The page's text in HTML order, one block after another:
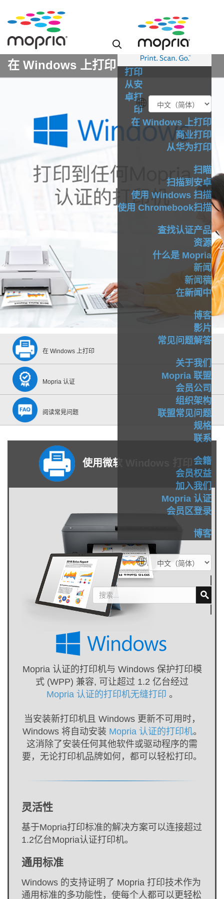
打印
从安
卓打
印
在 Windows 上打印
商业打印
从华为打印
扫瞄
扫描到安卓
使用 Windows 扫描
使用 Chromebook扫描
查找认证产品
资源
什么是 Mopria
新闻
新闻稿
在新闻中
博客
影片
常见问题解答
关于我们
Mopria 联盟
会员公司
组织架构
联盟常见问题
规格
联系
会籍
会员权益
加入我们
Mopria 认证
会员区登录
博客
在 Windows 上打印
在 Windows 上打印
Mopria 认证
阅读常見问题
使用微软 Windows 打印
Mopria 认证的打印机与 Windows 保护打印模
式 (WPP) 兼容, 可让超过 1.2 亿台经过
Mopria 认证的打印机无缝打印 。
当安装新打印机且 Windows 更新不可用时，
Windows 将自动安装 Mopria 认证的打印机。
这消除了安装任何其他软件或驱动程序的需
要，无论打印机品牌如何，都可以轻松打印。
灵活性
基于Mopria打印标准的解决方案可以连接超过
1.2亿台Mopria认证打印机。
通用标准
Windows 的支持证明了 Mopria 打印技术作为
通用标准的多功能性，使每个人都可以更轻松